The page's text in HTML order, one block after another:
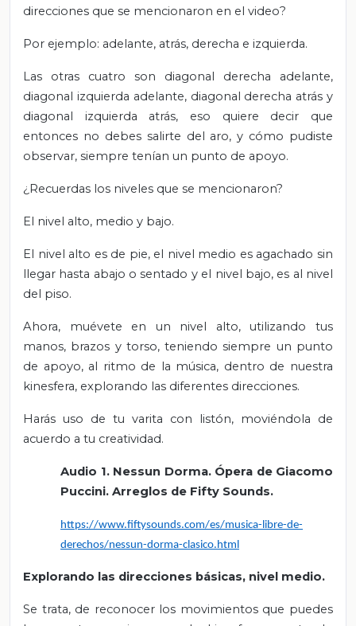
direcciones que se mencionaron en el video?
Por ejemplo: adelante, atrás, derecha e izquierda.
Las otras cuatro son diagonal derecha adelante,
diagonal izquierda adelante, diagonal derecha atrás y
diagonal izquierda atrás, eso quiere decir que
entonces no debes salirte del aro, y cómo pudiste
observar, siempre tenían un punto de apoyo.
¿Recuerdas los niveles que se mencionaron?
El nivel alto, medio y bajo.
El nivel alto es de pie, el nivel medio es agachado sin
llegar hasta abajo o sentado y el nivel bajo, es al nivel
del piso.
Ahora, muévete en un nivel alto, utilizando tus
manos, brazos y torso, teniendo siempre un punto
de apoyo, al ritmo de la música, dentro de nuestra
kinesfera, explorando las diferentes direcciones.
Harás uso de tu varita con listón, moviéndola de
acuerdo a tu creatividad.
Audio 1. Nessun Dorma. Ópera de Giacomo
Puccini. Arreglos de Fifty Sounds.
https://www.fiftysounds.com/es/musica-libre-de-
derechos/nessun-dorma-clasico.html
Explorando las direcciones básicas, nivel medio.
Se trata, de reconocer los movimientos que puedes